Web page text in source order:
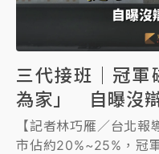
中信慈善基金會想增
故宮《龍藏經》特展
周六起展出延長至晚上
台東農業處長涉圖利
押庭
三代接班｜冠軍
為家」 自曝沒
【記者林巧雁／台北報
市佔約20%~25%，冠